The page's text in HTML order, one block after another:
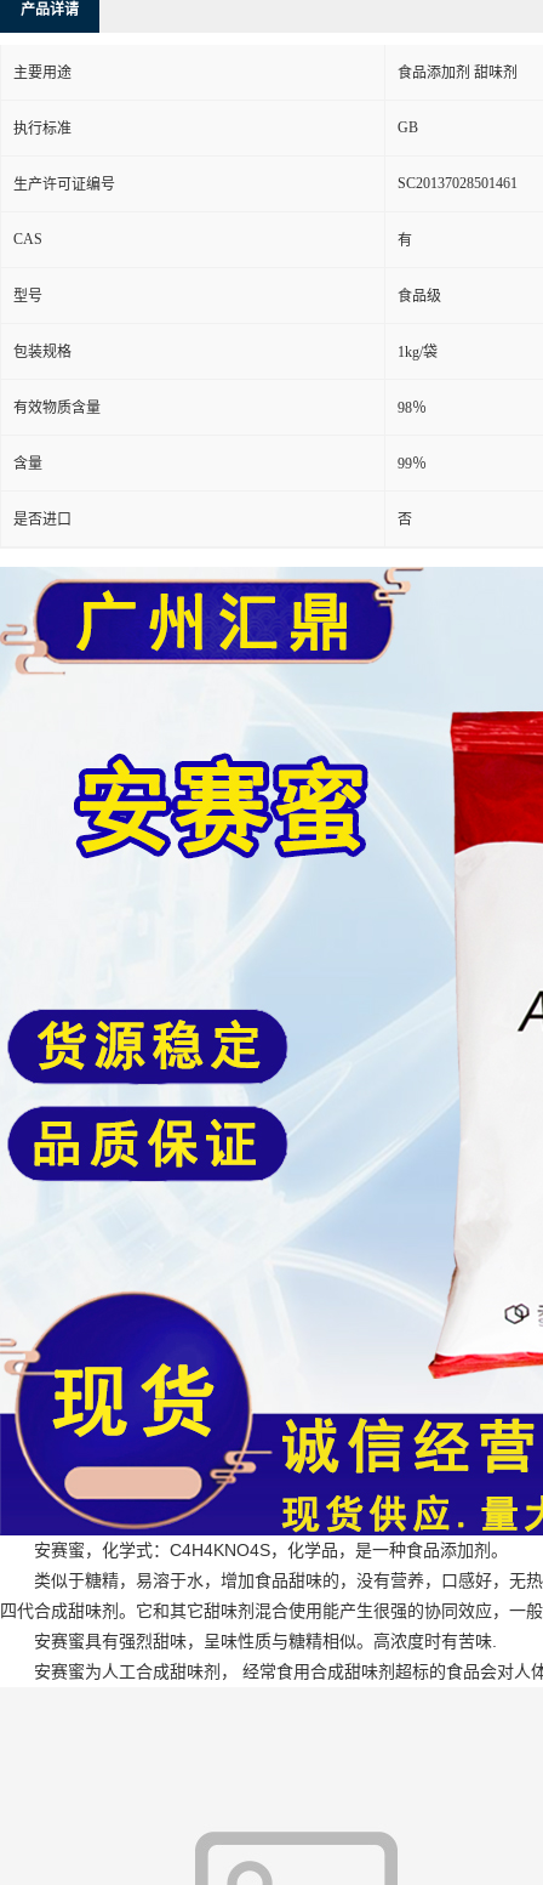
产品详请
主要用途 食品添加剂 甜味剂
执行标准 GB
生产许可证编号 SC20137028501461
CAS 有
型号 食品级
包装规格 1kg/袋
有效物质含量 98％
含量 99％
是否进口 否
安赛蜜，化学式：C4H4KNO4S，化学品，是一种食品添加剂。
类似于糖精，易溶于水，增加食品甜味的，没有营养，口感好，无
四代合成甜味剂。它和其它甜味剂混合使用能产生很强的协同效应，一
安赛蜜具有强烈甜味，呈味性质与糖精相似。高浓度时有苦味.
安赛蜜为人工合成甜味剂， 经常食用合成甜味剂超标的食品会对